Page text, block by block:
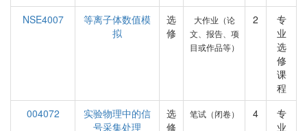
NSE4007
等离子体数值模
拟
选
修
大作业（论
文、报告、项
目或作品等）
2
专
业
选
修
课
程
004072
实验物理中的信
号采集处理
选
修
笔试（闭卷） 4
专
业